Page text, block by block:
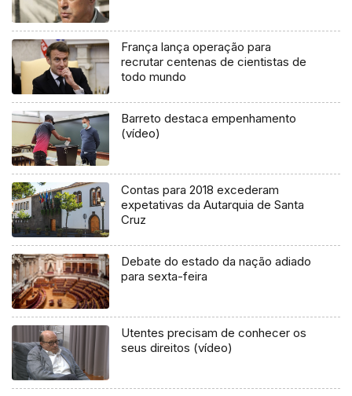
França lança operação para
recrutar centenas de cientistas de
todo mundo
Barreto destaca empenhamento
(vídeo)
Contas para 2018 excederam
expetativas da Autarquia de Santa
Cruz
Debate do estado da nação adiado
para sexta-feira
Utentes precisam de conhecer os
seus direitos (vídeo)